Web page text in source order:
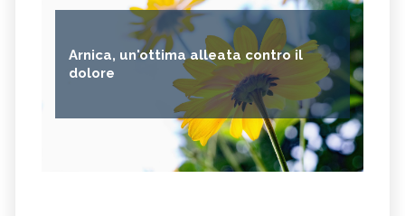
Arnica, un'ottima alleata contro il
dolore